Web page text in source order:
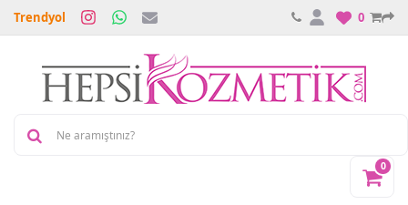
Trendyol 0
0